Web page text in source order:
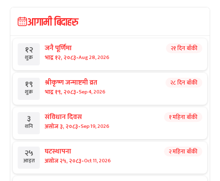
आगामी बिदाहरु
१२
शुक्र
जनै पूर्णिमा
भाद्र १२, २०८३-Aug 28, 2026
२१ दिन बाँकी
१९
शुक्र
श्रीकृष्ण जन्माष्टमी व्रत
भाद्र १९, २०८३-Sep 4, 2026
२८ दिन बाँकी
३
शनि
संविधान दिवस
असोज ३, २०८३-Sep 19, 2026
१ महिना बाँकी
२५
आइत
घटस्थापना
असोज २५, २०८३-Oct 11, 2026
२ महिना बाँकी